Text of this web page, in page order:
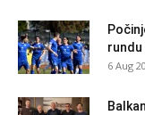
rundu
6 Aug